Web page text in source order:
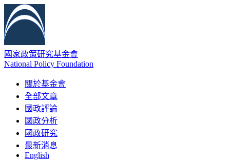
國家政策研究基金會
National Policy Foundation
關於基金會
全部文章
國政評論
國政分析
國政研究
最新消息
English